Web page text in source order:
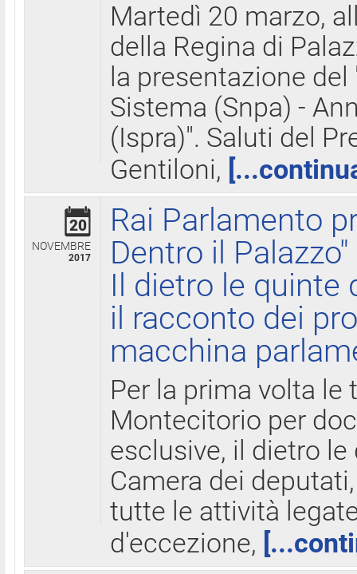
Martedì 20 marzo,
della Regina di
la presentazione
Sistema (Snpa) -
(Ispra)". Saluti del
Gentiloni,
20
NOVEMBRE
2017
Rai Parlamento
Dentro il Palazzo"
Il dietro le quinte
il racconto dei
macchina
Per la prima volta le
Montecitorio per
esclusive, il dietro
Camera dei
tutte le attività
d'eccezione,